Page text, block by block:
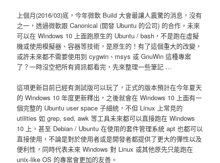
上個月(2016/03)底，今年微軟 Build 大會最讓人震驚的消息，沒有
之一，透過微軟跟 Canonical (開發 Ubuntu 的公司) 的合作，未來
可以在 Windows 10 上面跑原生的 Ubuntu / bash，不是跑在虛擬
機或使用模擬器、容器等技術，是原生的！有了這個重大的改變，
或許未來都不需要使用到 cygwin、msys 或 GnuWin 這種專案
了？一時沒空把所有資訊都看完，先來整理一些筆記 …
這項更新目前已經有測試版可以玩了，正式的版本預計在今年夏天
的 Windows 10 年度更新釋出，之後就會在 Windows 10 上面有一
個完整的 Ubuntu user space 子細統，不但 Linux 上常見的
utilities 如 grep, sed, awk 等工具未來都可以直接跑在 Windows
10 上，甚至 Debian / Ubuntu 在使用的套件管理系統 apt 也都可以
直接使用，不論是對於使用者或是開發者都提供了更大的彈性以及
便利性，同時代表未來 Windows 對 Linux 或其他原先只能跑在
unix-like OS 的專案會更加的友善。